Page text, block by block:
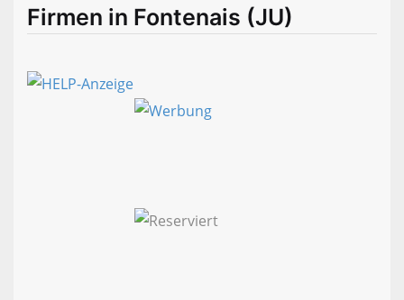
Firmen in Fontenais (JU)